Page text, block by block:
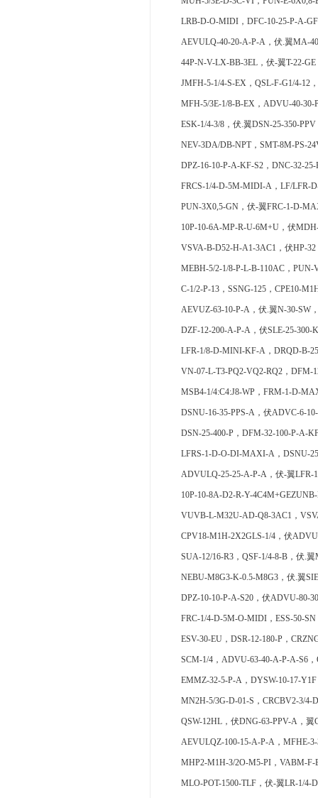
LRB-D-O-MIDI，DFC-10-25-P-A-
AEVULQ-40-20-A-P-A，伏.翼MA-
44P-N-V-LX-BB-3EL，伏-翼T-22-
JMFH-5-1/4-S-EX，QSL-F-G1/4-12
MFH-5/3E-1/8-B-EX，ADVU-40-30-
ESK-1/4-3/8，伏.翼DSN-25-350-
NEV-3DA/DB-NPT，SMT-8M-PS-
DPZ-16-10-P-A-KF-S2，DNC-32-
FRCS-1/4-D-5M-MIDI-A，LF/LFR-
PUN-3X0,5-GN，伏-翼FRC-1-D-
10P-10-6A-MP-R-U-6M+U，伏
VSVA-B-D52-H-A1-3AC1，伏HP-32
MEBH-5/2-1/8-P-L-B-110AC，
C-1/2-P-13，SSNG-125，CPE10-
AEVUZ-63-10-P-A，伏.翼N-30-SW
DZF-12-200-A-P-A，伏SLE-25-
LFR-1/8-D-MINI-KF-A，DRQD-B-
VN-07-L-T3-PQ2-VQ2-RQ2，DFM-
MSB4-1/4:C4:J8-WP，FRM-1-D-
DSNU-16-35-PPS-A，伏ADVC-6-
DSN-25-400-P，DFM-32-100-P-A-
LFRS-1-D-O-DI-MAXI-A，DSNU-
ADVULQ-25-25-A-P-A，伏-翼LFR-
10P-10-8A-D2-R-Y-
VUVB-L-M32U-AD-Q8-3AC1，
CPV18-M1H-2X2GLS-1/4，伏
SUA-12/16-R3，QSF-1/4-8-B，伏.
NEBU-M8G3-K-0.5-M8G3，伏.翼
DPZ-10-10-P-A-S20，伏ADVU-80-
FRC-1/4-D-5M-O-MIDI，ESS-50-
ESV-30-EU，DSR-12-180-P，
SCM-1/4，ADVU-63-40-A-P-A-S6，
EMMZ-32-5-P-A，DYSW-10-17-
MN2H-5/3G-D-01-S，CRCBV2-3/4-
QSW-12HL，伏DNG-63-PPV-A，翼
AEVULQZ-100-15-A-P-A，MFHE-
MHP2-M1H-3/2O-M5-PI，VABM-F-
MLO-POT-1500-TLF，伏-翼LR-1/